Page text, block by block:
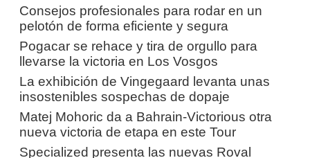
Consejos profesionales para rodar en un
pelotón de forma eficiente y segura
Pogacar se rehace y tira de orgullo para
llevarse la victoria en Los Vosgos
La exhibición de Vingegaard levanta unas
insostenibles sospechas de dopaje
Matej Mohoric da a Bahrain-Victorious otra
nueva victoria de etapa en este Tour
Specialized presenta las nuevas Roval